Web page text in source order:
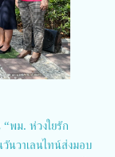
“พม. ห่วงใยรัก
นวาเลนไทน์ส่งมอบ